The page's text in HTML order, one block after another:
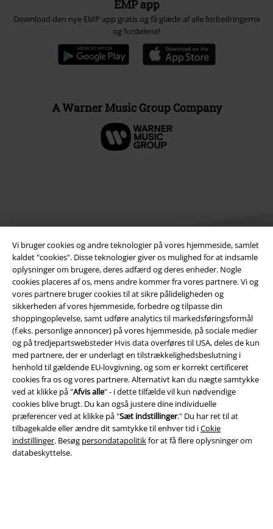
Vi bruger cookies og andre teknologier på vores hjemmeside, samlet
kaldet "cookies". Disse teknologier giver os mulighed for at indsamle
oplysninger om brugere, deres adfærd og deres enheder. Nogle
cookies placeres af os, mens andre kommer fra vores partnere. Vi og
vores partnere bruger cookies til at sikre pålideligheden og
sikkerheden af ​​vores hjemmeside, forbedre og tilpasse din
shoppingoplevelse, samt udføre analytics til markedsføringsformål
(f.eks. personlige annoncer) på vores hjemmeside, på sociale medier
og på tredjepartswebsteder Hvis data overføres til USA, deles de kun
med partnere, der er underlagt en tilstrækkelighedsbeslutning i
henhold til gældende EU-lovgivning, og som er korrekt certificeret
cookies fra os og vores partnere. Alternativt kan du nægte samtykke
ved at klikke på "Afvis alle" - i dette tilfælde vil kun nødvendige
cookies blive brugt. Du kan også justere dine individuelle
præferencer ved at klikke på "Sæt indstillinger." Du har ret til at
tilbagekalde eller ændre dit samtykke til enhver tid iCokie
indstillinger. Besøg persondatapolitikfor at få flere oplysninger om
databeskyttelse.
EMP app
Download den nye EMP app gratis og få glæde af alle forbedringerne
og fordelene!
A Warner Music Group Company
Juridisk
Salgs-, medlems- & leveringsbetingelser
Om EMP Danmark
Persondatapolitik
Bortskaffelse af affald og miljøbeskyttelse
Overensstemmelseserklæring
Oplysninger om tilgængelighed